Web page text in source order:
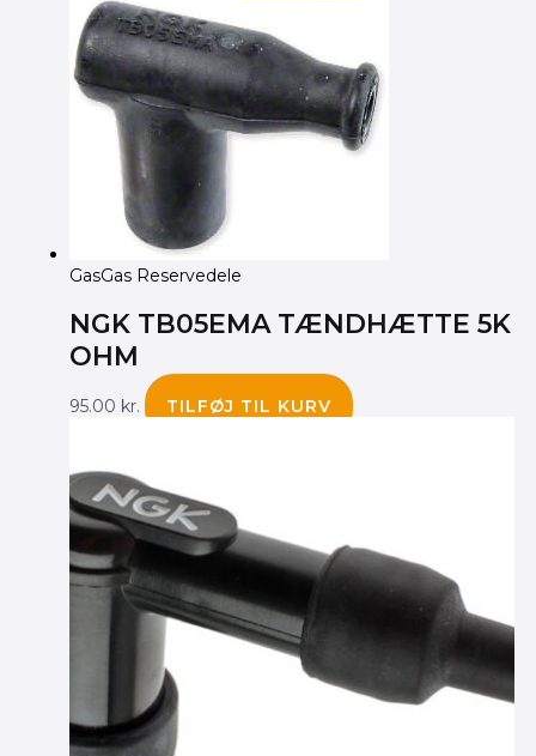
GasGas Reservedele
NGK TB05EMA TÆNDHÆTTE 5K
OHM
95.00 kr. TILFØJ TIL KURV